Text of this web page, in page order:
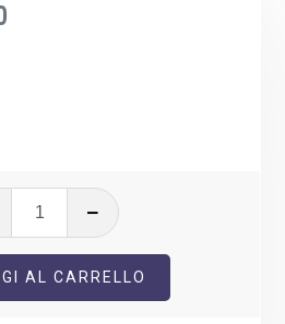
€200
quantità
AL CARRELLO